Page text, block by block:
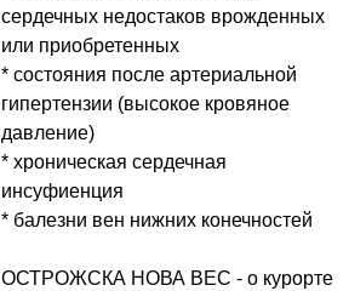
сердечных недостаков врожденных
или приобретенных
* состояния после артериальной
гипертензии (высокое кровяное
давление)
* хроническая сердечная
инсуфиенция
* балезни вен нижних конечностей
ОСТРОЖСКА НОВА ВЕС - о курорте